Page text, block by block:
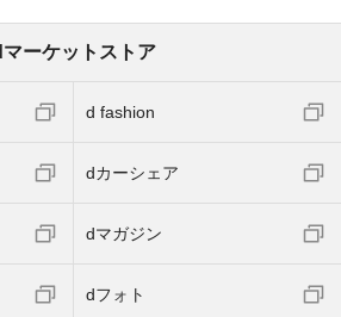
ーケットストア
d fashion
dカーシェア
dマガジン
dフォト